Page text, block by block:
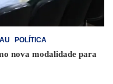
POLÍTICA
nova modalidade para